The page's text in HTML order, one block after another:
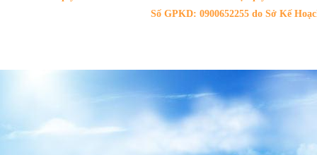
Số GPKD: 0900652255 do Sở Kế